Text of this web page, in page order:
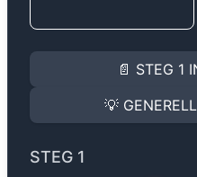
📄 STEG 1
INFORMATION
Steg 1
Effekten ökar från299
(+31 hk & +50 Nm).
Ger mer effekt, högre
💡
✅ All mjukvara är
STEG 1